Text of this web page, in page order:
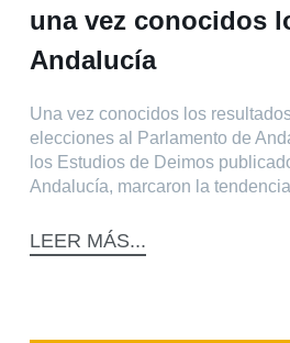
una vez conocidos
Andalucía
Una vez conocidos los
elecciones al Parlamento de
los Estudios de Deimos
Andalucía, marcaron la
LEER MÁS...